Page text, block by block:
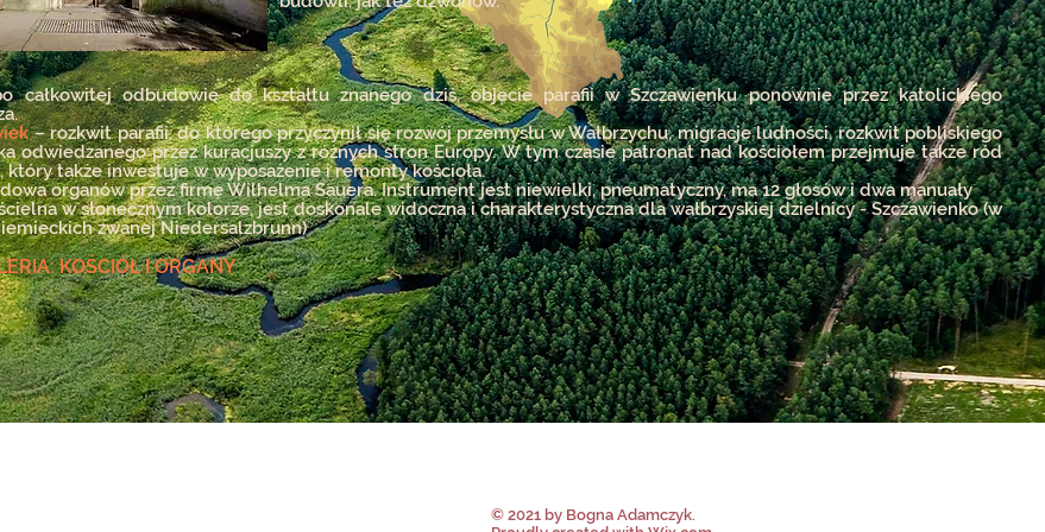
całkowitej odbudowie do kształtu znanego dziś, objęcie parafii w Szczawienku ponownie przez katolickiego
– rozkwit parafii, do którego przyczynił się rozwój przemysłu w Wałbrzychu, migracje ludności, rozkwit pobliskiego
odwiedzanego przez kuracjuszy z różnych stron Europy. W tym czasie patronat nad kościołem przejmuje także ród
który także inwestuje w wyposażenie i remonty kościoła.
organów przez firmę Wilhelma Sauera. Instrument jest niewielki, pneumatyczny, ma 12 głosów i dwa manuały
w słonecznym kolorze, jest doskonale widoczna i charakterystyczna dla wałbrzyskiej dzielnicy - Szczawienko (w
zwanej Niedersalzbrunn)
KOŚCIÓŁ I ORGANY
© 2021 by Bogna Adamczyk.